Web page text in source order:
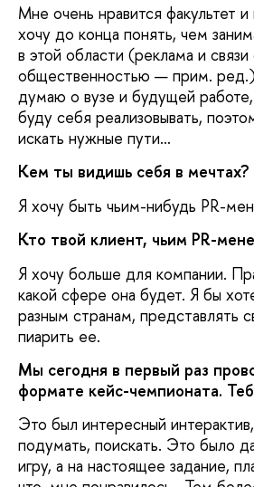
Мне очень нравится факультет
хочу до конца понять, чем
в этой области (реклама и связи
общественностью — прим.
думаю о вузе и будущей
буду себя реализовывать,
искать нужные пути…
Кем ты видишь себя в мечтах?
Я хочу быть чьим-нибудь PR-
Кто твой клиент, чьим PR-
Я хочу больше для компании.
какой сфере она будет. Я бы
разным странам, представлять
пиарить ее.
Мы сегодня в первый раз
формате кейс-чемпионата.
Это был интересный
подумать, поискать. Это было
игру, а на настоящее задание,